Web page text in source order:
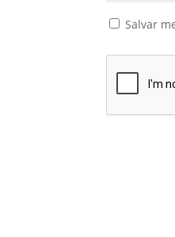
Salvar